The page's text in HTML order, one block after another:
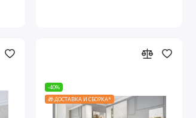
-40%
🎁 ДОСТАВКА И СБОРКА*